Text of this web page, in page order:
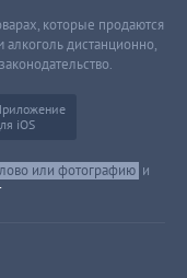
которые продаются
дистанционно,
iOS
или фотографию и